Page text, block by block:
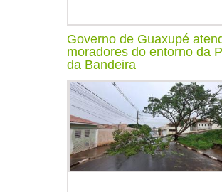
Governo de Guaxupé
moradores do entorno da
da Bandeira